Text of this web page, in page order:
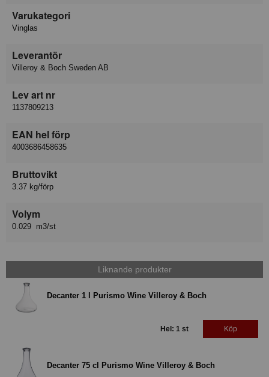
Varukategori
Vinglas
Leverantör
Villeroy & Boch Sweden AB
Lev art nr
1137809213
EAN hel förp
4003686458635
Bruttovikt
3.37 kg/förp
Volym
0.029 m3/st
Liknande produkter
Decanter 1 l Purismo Wine Villeroy & Boch
Hel: 1 st Köp
Decanter 75 cl Purismo Wine Villeroy & Boch